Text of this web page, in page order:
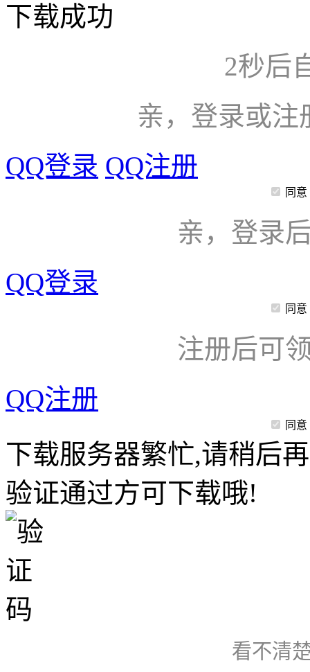
下载成功
2秒后
亲，登录或注
QQ登录 QQ注册
同意
亲，登录
QQ登录
同意
注册后可
QQ注册
同意
下载服务器繁忙,请稍后
验证通过方可下载哦!
看不清